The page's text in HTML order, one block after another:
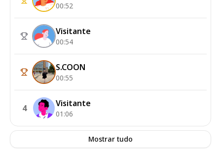
00:52
Visitante
00:54
S.COON
00:55
4 Visitante
01:06
Mostrar tudo